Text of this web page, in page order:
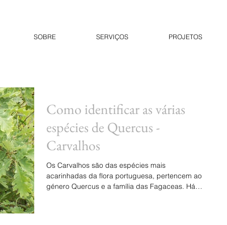
SOBRE SERVIÇOS PROJETOS
Como identificar as várias
espécies de Quercus -
Carvalhos
Os Carvalhos são das espécies mais
acarinhadas da flora portuguesa, pertencem ao
género Quercus e a família das Fagaceas. Há